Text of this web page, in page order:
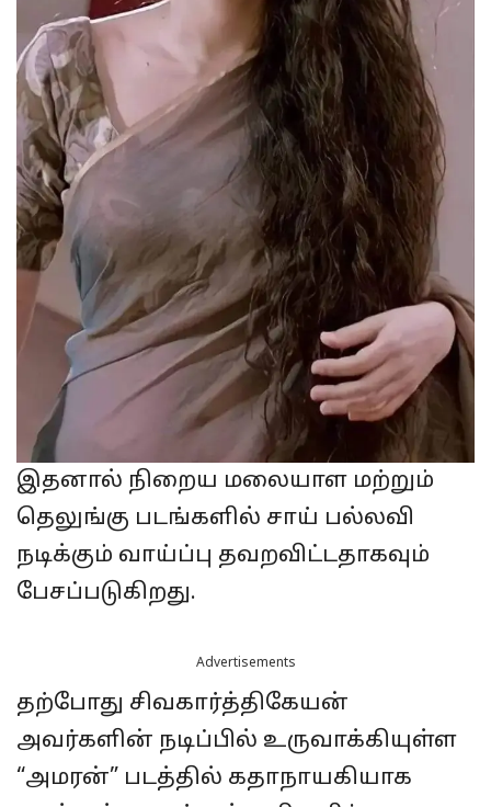
இதனால் நிறைய மலையாள மற்றும்
தெலுங்கு படங்களில் சாய் பல்லவி
நடிக்கும் வாய்ப்பு தவறவிட்டதாகவும்
பேசப்படுகிறது.
Advertisements
தற்போது சிவகார்த்திகேயன்
அவர்களின் நடிப்பில் உருவாக்கியுள்ள
“அமரன்” படத்தில் கதாநாயகியாக